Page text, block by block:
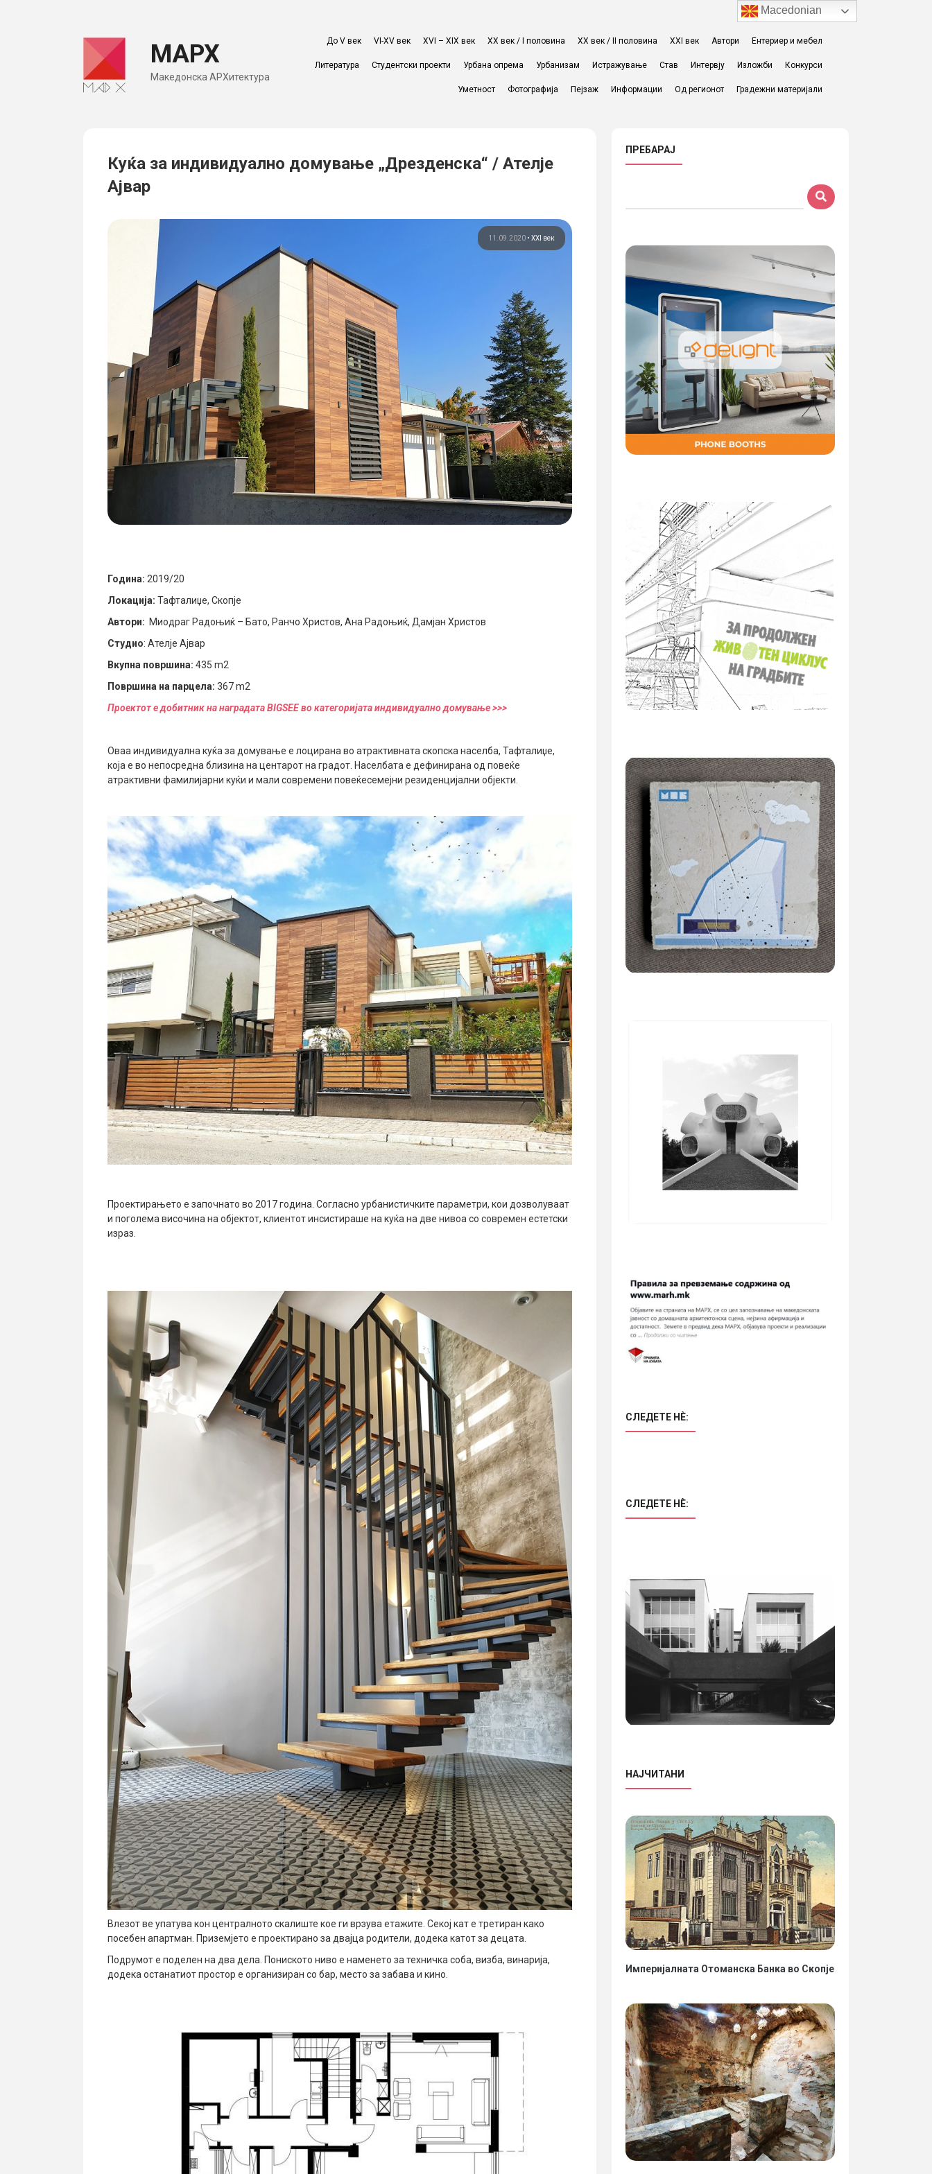
МАРХ
Македонска АРХитектура
До V век VI-XV век XVI – XIX век ХХ век / I половина ХХ век / II половина XXI век Автори Ентериер и мебел
Литература Студентски проекти Урбана опрема Урбанизам Истражување Став Интервју Изложби Конкурси
Уметност Фотографија Пејзаж Информации Од регионот Градежни материјали
Куќа за индивидуално домување „Дрезденска“ / Ателје
Ајвар
11.09.2020• XXI век
Година: 2019/20
Локација: Тафталиџе, Скопје
Автори: Миодраг Радоњиќ – Бато, Ранчо Христов, Ана Радоњиќ, Дамјан Христов
Студио: Ателје Ајвар
Вкупна површина: 435 m2
Површина на парцела: 367 m2
Проектот е добитник на наградата BIGSEE во категоријата индивидуално домување >>>
Оваа индивидуална куќа за домување е лоцирана во атрактивната скопска населба, Тафталиџе,
која е во непосредна близина на центарот на градот. Населбата е дефинирана од повеќе
атрактивни фамилијарни куќи и мали современи повеќесемејни резиденцијални објекти.
Проектирањето е започнато во 2017 година. Согласно урбанистичките параметри, кои дозволуваат
и поголема височина на објектот, клиентот инсистираше на куќа на две нивоа со современ естетски
израз.
Влезот ве упатува кон централното скалиште кое ги врзува етажите. Секој кат е третиран како
посебен апартман. Приземјето е проектирано за двајца родители, додека катот за децата.
Подрумот е поделен на два дела. Пониското ниво е наменето за техничка соба, визба, винарија,
додека останатиот простор е организиран со бар, место за забава и кино.
ПРЕБАРАЈ
СЛЕДЕТЕ НÈ:
СЛЕДЕТЕ НÈ:
НАЈЧИТАНИ
Империјалната Отоманска Банка во Скопје
Macedonian